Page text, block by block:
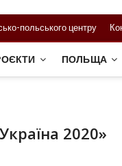
польського центру
ПОЛЬЩА
2020»